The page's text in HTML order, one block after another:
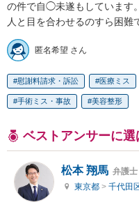
の件で自◯未遂もしています
人と目を合わせるのすら困難
匿名希望 さん
慰謝料請求・訴訟 医療ミス
手術ミス・事故 美容整形
ベストアンサーに選
松本 翔馬 弁護士
東京都 > 千代田